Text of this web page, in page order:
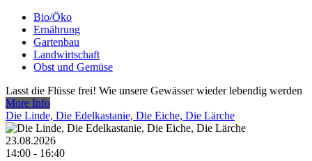
Bio/Öko
Ernährung
Gartenbau
Landwirtschaft
Obst und Gemüse
Lasst die Flüsse frei! Wie unsere Gewässer wieder lebendig werden
More Info
Die Linde, Die Edelkastanie, Die Eiche, Die Lärche
23.08.2026
14:00 - 16:40